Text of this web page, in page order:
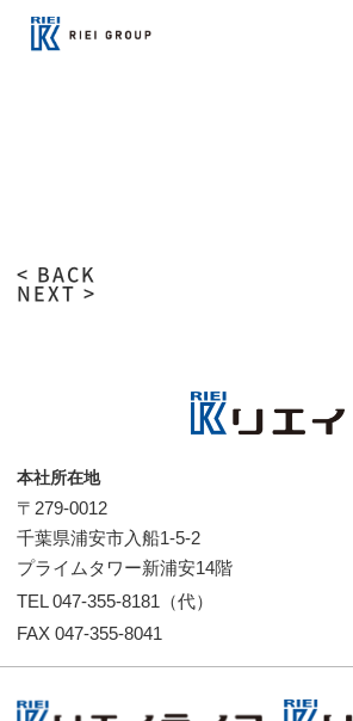
< BACK
NEXT >
本社所在地
〒279-0012
千葉県浦安市入船1-5-2
プライムタワー新浦安14階
TEL 047-355-8181（代）
FAX 047-355-8041